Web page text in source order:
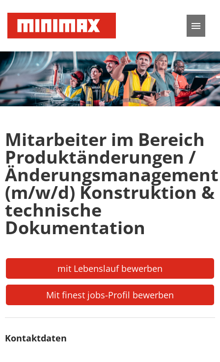
Deutsch Englisch
Stellenangebote
Karriere
FAQ
Mitarbeiter im Bereich
Produktänderungen /
Änderungsmanagement
(m/w/d) Konstruktion &
technische
Dokumentation
mit Lebenslauf bewerben
Mit finest jobs-Profil bewerben
Kontaktdaten